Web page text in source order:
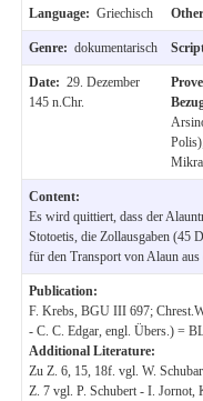
Language: Griechisch
Genre: dokumentarisch
Date: 29. Dezember
145 n.Chr.
Mikra
Content:
Es wird quittiert, dass der
Stotoetis, die Zollausgaben (45
für den Transport von Alaun
Publication:
F. Krebs, BGU III 697;
- C. C. Edgar, engl. Übers.) =
Additional Literature:
Zu Z. 6, 15, 18f. vgl. W.
Z. 7 vgl. P. Schubert - I.